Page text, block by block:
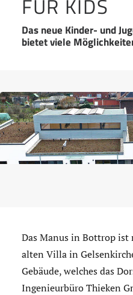
FÜR KIDS
Das neue Kinder- und
bietet viele
Das Manus in Bottrop ist
alten Villa in
Gebäude, welches das
Ingenieurbüro Thieken